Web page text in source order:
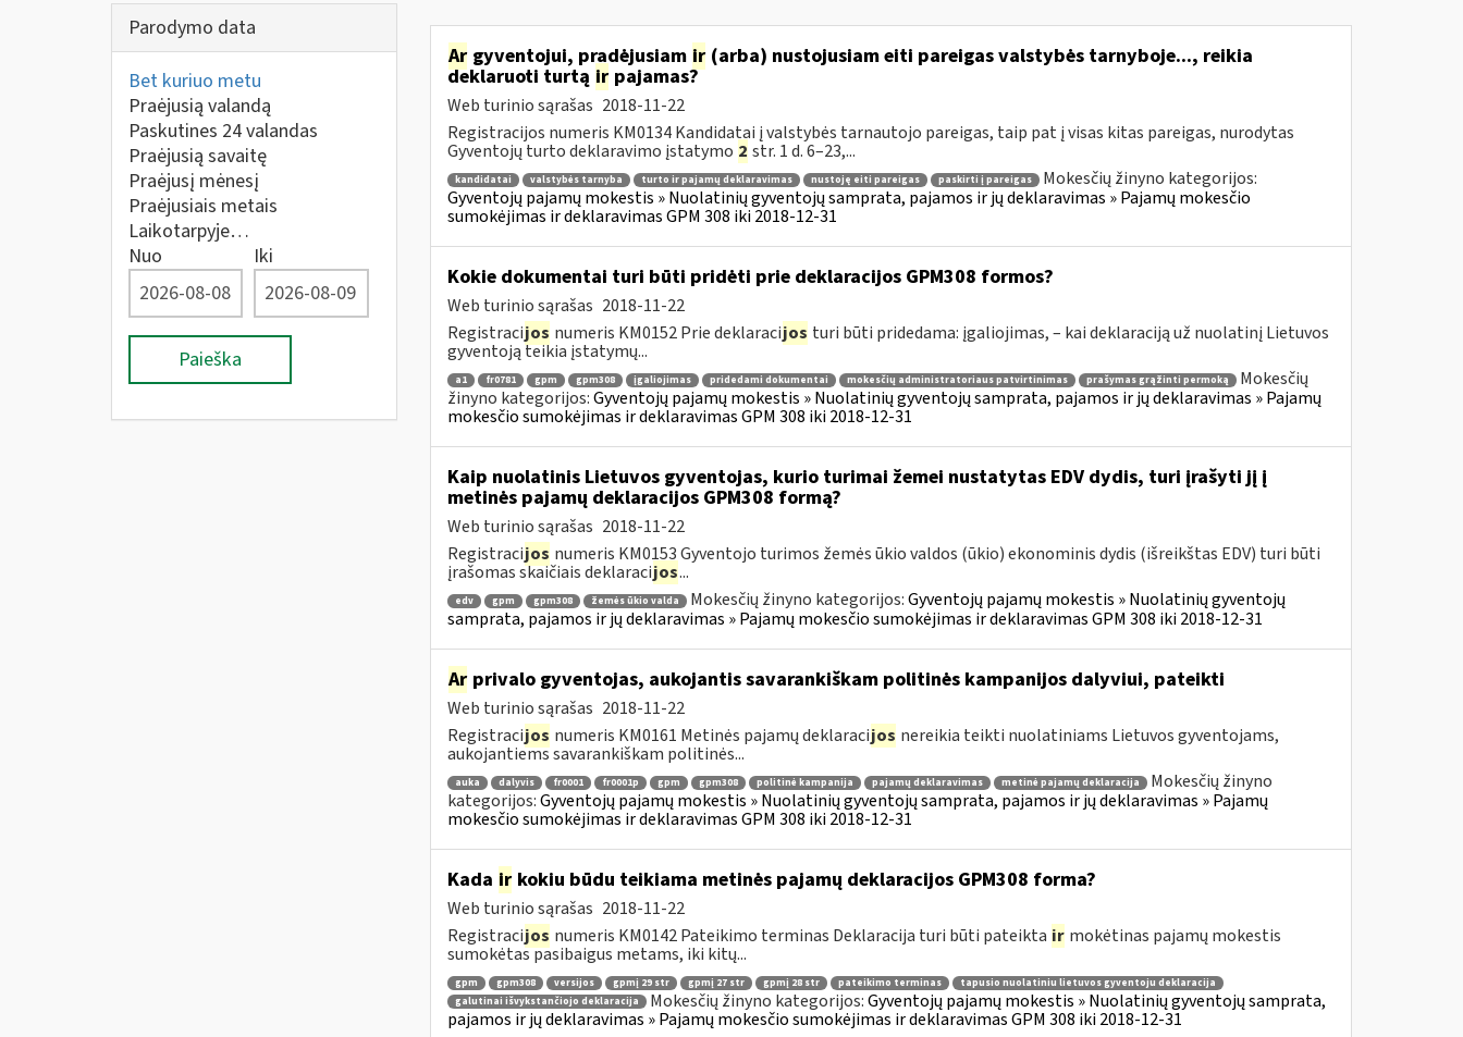
Parodymo data
Bet kuriuo metu
Praėjusią valandą
Paskutines 24 valandas
Praėjusią savaitę
Praėjusį mėnesį
Praėjusiais metais
Laikotarpyje…
Nuo
Iki
Paieška
Argyventojui, pradėjusiam ir(arba) nustojusiam eiti pareigas valstybės tarnyboje..., reikia
deklaruoti turtą irpajamas?
Web turinio sąrašas 2018-11-22
Registracijos numeris KM0134 Kandidatai į valstybės tarnautojo pareigas, taip pat į visas kitas pareigas, nurodytas
Gyventojų turto deklaravimo įstatymo 2 str. 1 d. 6–23,...
kandidatai valstybės tarnyba turto ir pajamų deklaravimas nustoję eiti pareigas paskirti į pareigas
Mokesčių žinyno kategorijos:
Gyventojų pajamų mokestis » Nuolatinių gyventojų samprata, pajamos ir jų deklaravimas » Pajamų mokesčio
sumokėjimas ir deklaravimas GPM 308 iki 2018-12-31
Kokie dokumentai turi būti pridėti prie deklaracijos GPM308 formos?
Web turinio sąrašas 2018-11-22
Registracijos numeris KM0152 Prie deklaracijos turi būti pridedama: įgaliojimas, – kai deklaraciją už nuolatinį Lietuvos
gyventoją teikia įstatymų...
a1 fr0781 gpm gpm308 įgaliojimas pridedami dokumentai mokesčių administratoriaus patvirtinimas prašymas grąžinti permoką
Mokesčių
žinyno kategorijos:Gyventojų pajamų mokestis » Nuolatinių gyventojų samprata, pajamos ir jų deklaravimas » Pajamų
mokesčio sumokėjimas ir deklaravimas GPM 308 iki 2018-12-31
Kaip nuolatinis Lietuvos gyventojas, kurio turimai žemei nustatytas EDV dydis, turi įrašyti jį į
metinės pajamų deklaracijos GPM308 formą?
Web turinio sąrašas 2018-11-22
Registracijos numeris KM0153 Gyventojo turimos žemės ūkio valdos (ūkio) ekonominis dydis (išreikštas EDV) turi būti
įrašomas skaičiais deklaracijos...
edv gpm gpm308 žemės ūkio valda Mokesčių žinyno kategorijos:Gyventojų pajamų mokestis » Nuolatinių gyventojų
samprata, pajamos ir jų deklaravimas » Pajamų mokesčio sumokėjimas ir deklaravimas GPM 308 iki 2018-12-31
Arprivalo gyventojas, aukojantis savarankiškam politinės kampanijos dalyviui, pateikti
Web turinio sąrašas 2018-11-22
Registracijos numeris KM0161 Metinės pajamų deklaracijos nereikia teikti nuolatiniams Lietuvos gyventojams,
aukojantiems savarankiškam politinės...
auka dalyvis fr0001 fr0001p gpm gpm308 politinė kampanija pajamų deklaravimas metinė pajamų deklaracija
Mokesčių žinyno
kategorijos:Gyventojų pajamų mokestis » Nuolatinių gyventojų samprata, pajamos ir jų deklaravimas » Pajamų
mokesčio sumokėjimas ir deklaravimas GPM 308 iki 2018-12-31
Kada irkokiu būdu teikiama metinės pajamų deklaracijos GPM308 forma?
Web turinio sąrašas 2018-11-22
Registracijos numeris KM0142 Pateikimo terminas Deklaracija turi būti pateikta ir mokėtinas pajamų mokestis
sumokėtas pasibaigus metams, iki kitų...
gpm gpm308 versijos gpmį 29 str gpmį 27 str gpmį 28 str pateikimo terminas
tapusio nuolatiniu lietuvos gyventoju deklaracija
galutinai išvykstančiojo deklaracija
Mokesčių žinyno kategorijos:Gyventojų pajamų mokestis » Nuolatinių gyventojų samprata,
pajamos ir jų deklaravimas » Pajamų mokesčio sumokėjimas ir deklaravimas GPM 308 iki 2018-12-31